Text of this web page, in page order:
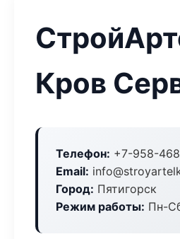
Кров
Телефон: +7-958-
Email:
Город: Пятигорск
Режим работы: Пн-